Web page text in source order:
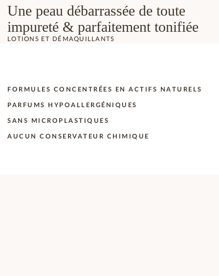
Une peau débarrassée de toute
impureté & parfaitement tonifiée
LOTIONS ET DÉMAQUILLANTS
FORMULES CONCENTRÉES EN ACTIFS NATURELS
PARFUMS HYPOALLERGÉNIQUES
SANS MICROPLASTIQUES
AUCUN CONSERVATEUR CHIMIQUE